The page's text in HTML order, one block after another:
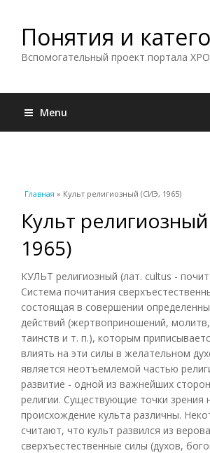
Понятия и
Вспомогательный проект портала
Menu
Вы здесь
Главная » Культ религиозный (СИЭ, 1965)
Культ
1965)
КУЛЬТ религиозный (лат. cultus -
Система почитания
состоящая в совершении
действий (жертвоприношений,
таинств и т. п.), которым
влиять на эти силы в желательном
является неотъемлемой частью
развитие - одной из важнейших
религии. Существующие точки зрения
происхождение культа различны.
считают, что культ развился из
сверхъестественные силы (духов,